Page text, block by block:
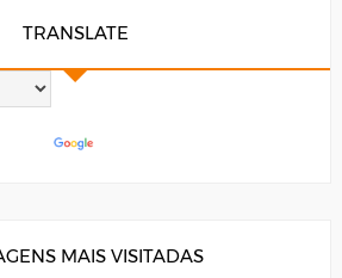
TRANSLATE
MAIS VISITADAS